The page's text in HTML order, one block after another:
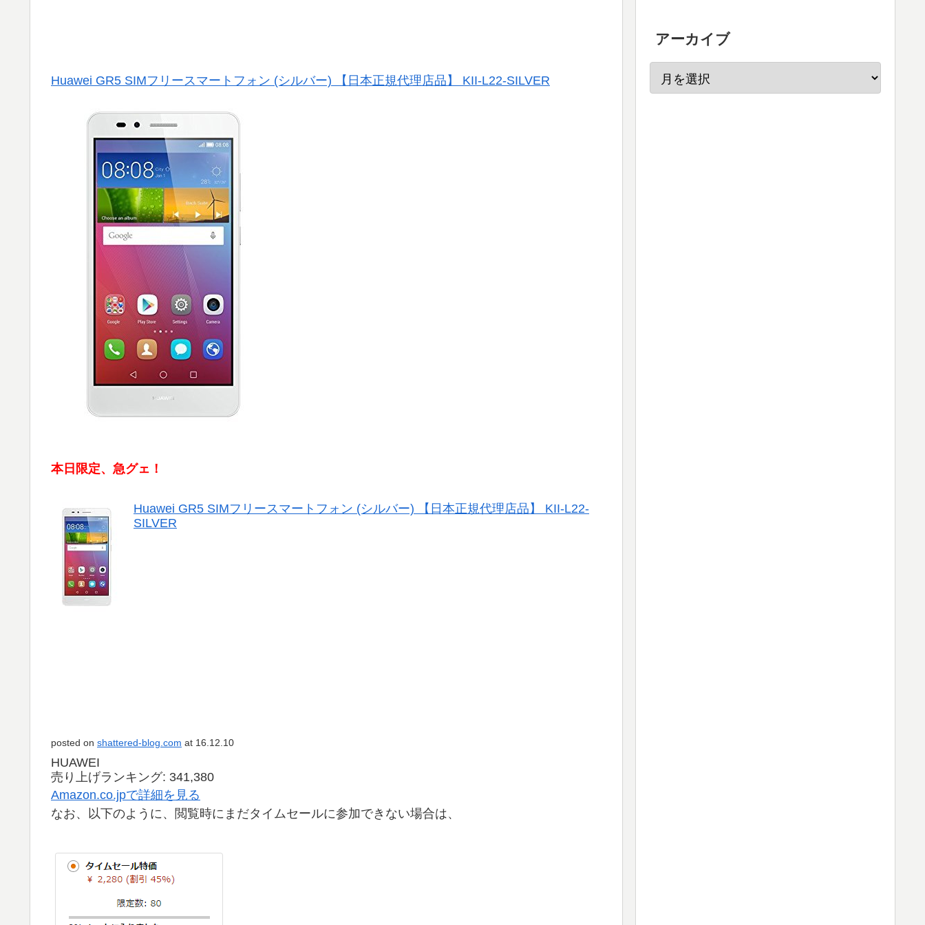
Huawei GR5 SIMフリースマートフォン (シルバー) 【日本正規代理店品】 KII-L22-SILVER
本日限定、急グェ！
Huawei GR5 SIMフリースマートフォン (シルバー) 【日本正規代理店品】 KII-L22-
SILVER
posted on shattered-blog.com at 16.12.10
HUAWEI
売り上げランキング: 341,380
Amazon.co.jpで詳細を見る
なお、以下のように、閲覧時にまだタイムセールに参加できない場合は、
アーカイブ